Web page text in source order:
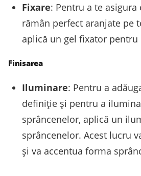
Fixare: Pentru a te asigura
rămân perfect aranjate pe
aplică un gel fixator pentru
Finisarea
Iluminare: Pentru a
definiție și pentru a
sprâncenelor, aplică un
sprâncenelor. Acest lucru
și va accentua forma